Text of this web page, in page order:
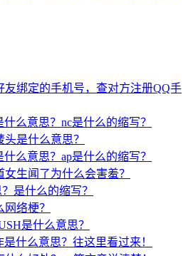
友绑定的手机号，查对方注册QQ手
什么意思？nc是什么的缩写？
是什么意思？
什么意思？ap是什么的缩写？
生闻了为什么会害羞？
是什么的缩写？
络梗？
是什么意思？
是什么意思？往这里看过来！